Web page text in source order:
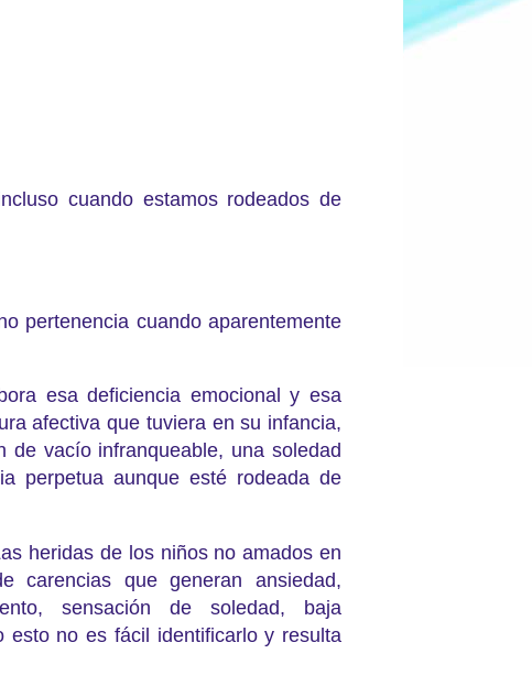
cuando estamos rodeados de
pertenencia cuando aparentemente
esa deficiencia emocional y esa
afectiva que tuviera en su infancia,
de vacío infranqueable, una soledad
perpetua aunque esté rodeada de
heridas de los niños no amados en
carencias que generan ansiedad,
sensación de soledad, baja
esto no es fácil identificarlo y resulta